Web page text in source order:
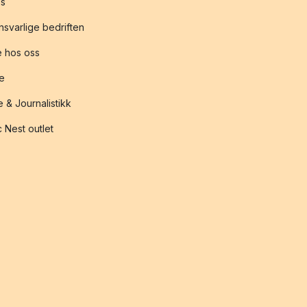
bedriften
hos oss
& Journalistikk
Nest outlet